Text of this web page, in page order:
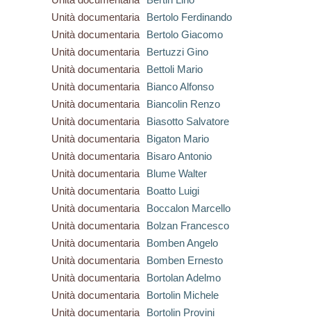
Unità documentaria
Bertolo Ferdinando
Unità documentaria
Bertolo Giacomo
Unità documentaria
Bertuzzi Gino
Unità documentaria
Bettoli Mario
Unità documentaria
Bianco Alfonso
Unità documentaria
Biancolin Renzo
Unità documentaria
Biasotto Salvatore
Unità documentaria
Bigaton Mario
Unità documentaria
Bisaro Antonio
Unità documentaria
Blume Walter
Unità documentaria
Boatto Luigi
Unità documentaria
Boccalon Marcello
Unità documentaria
Bolzan Francesco
Unità documentaria
Bomben Angelo
Unità documentaria
Bomben Ernesto
Unità documentaria
Bortolan Adelmo
Unità documentaria
Bortolin Michele
Unità documentaria
Bortolin Provini